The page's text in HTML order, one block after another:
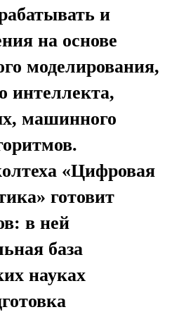
и
на основе
моделирования,
интеллекта,
машинного
«Цифровая
готовит
в ней
база
науках